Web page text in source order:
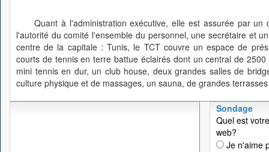
Quant à l'administration exécutive, elle est assurée par
l'autorité du comité l'ensemble du personnel, une secrétaire et
centre de la capitale : Tunis, le TCT couvre un espace de
courts de tennis en terre battue éclairés dont un central de
mini tennis en dur, un club house, deux grandes salles de
culture physique et de massages, un sauna, de grandes
Sondage
Quel est
web?
Je n'aime